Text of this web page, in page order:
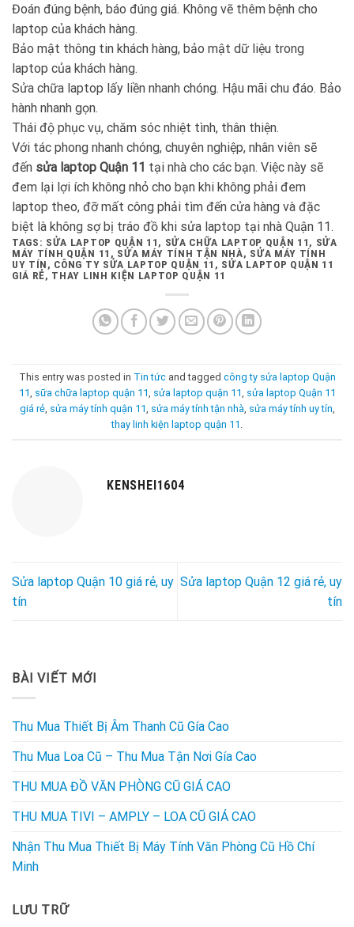
Đoán đúng bệnh, báo đúng giá. Không vẽ thêm bệnh cho
laptop của khách hàng.
Bảo mật thông tin khách hàng, bảo mật dữ liệu trong
laptop của khách hàng.
Sửa chữa laptop lấy liền nhanh chóng. Hậu mãi chu đáo. Bảo
hành nhanh gọn.
Thái độ phục vụ, chăm sóc nhiệt tình, thân thiện.
Với tác phong nhanh chóng, chuyên nghiệp, nhân viên sẽ
đến sửa laptop Quận 11 tại nhà cho các bạn. Việc này sẽ
đem lại lợi ích không nhỏ cho bạn khi không phải đem
laptop theo, đỡ mất công phải tìm đến cửa hàng và đặc
biệt là không sợ bị tráo đồ khi sửa laptop tại nhà Quận 11.
TAGS: SỬA LAPTOP QUẬN 11, SỬA CHỮA LAPTOP QUẬN 11, SỬA
MÁY TÍNH QUẬN 11, SỬA MÁY TÍNH TẬN NHÀ, SỬA MÁY TÍNH
UY TÍN, CÔNG TY SỬA LAPTOP QUẬN 11, SỬA LAPTOP QUẬN 11
GIÁ RẺ, THAY LINH KIỆN LAPTOP QUẬN 11
This entry was posted in Tin tứcand tagged công ty sửa laptop Quận
11, sữa chữa laptop quận 11, sửa laptop quận 11, sửa laptop Quận 11
giá rẻ, sửa máy tính quận 11, sửa máy tính tận nhà, sửa máy tính uy tín,
thay linh kiện laptop quận 11 .
KENSHEI1604
Sửa laptop Quận 10 giá rẻ, uy
tín
Sửa laptop Quận 12 giá rẻ, uy
tín
BÀI VIẾT MỚI
Thu Mua Thiết Bị Âm Thanh Cũ Gía Cao
Thu Mua Loa Cũ – Thu Mua Tận Nơi Gía Cao
THU MUA ĐỒ VĂN PHÒNG CŨ GIÁ CAO
THU MUA TIVI – AMPLY – LOA CŨ GIÁ CAO
Nhận Thu Mua Thiết Bị Máy Tính Văn Phòng Cũ Hồ Chí
Minh
LƯU TRỮ